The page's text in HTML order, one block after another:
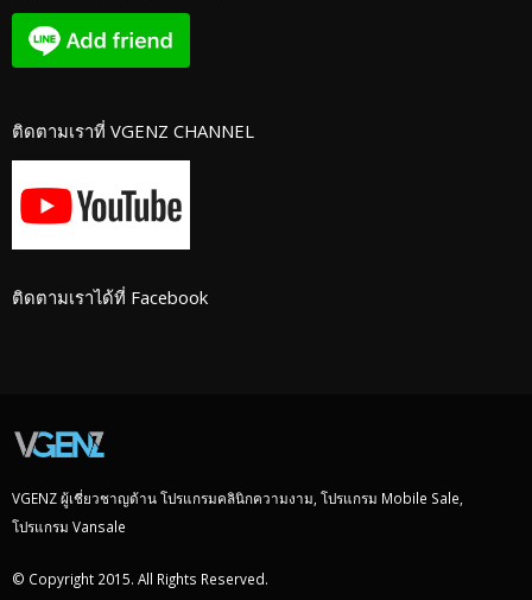
ติดตามเราที่ VGENZ CHANNEL
ติดตามเราได้ที่ Facebook
VGENZ ผู้เชี่ยวชาญด้าน โปรแกรมคลินิกความงาม, โปรแกรม Mobile Sale,
โปรแกรม Vansale
© Copyright 2015. All Rights Reserved.